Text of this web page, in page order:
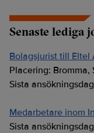
Senaste lediga
Bolagsjurist till Eltel
Placering: Bromma,
Sista
Medarbetare inom
Sista